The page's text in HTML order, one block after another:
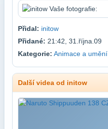
Přidal: initow
Přidané: 21:42, 31.října.09
Kategorie: Animace a umění
Další videa od initow